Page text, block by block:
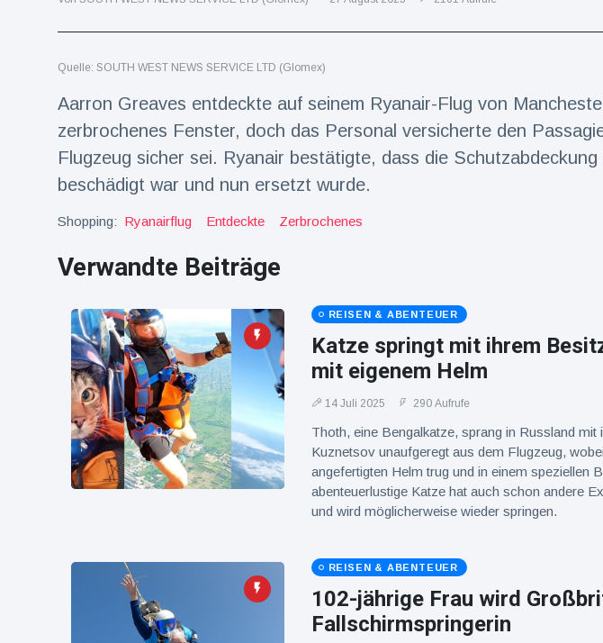
Reisen & Abenteuer (2252)
Neueste
Nachrichten
"Das alte
England":
frustriert
Aufrufe
Sorge um
glückliche
Wendung
Aufrufe
Vor WM-
Finale:
Rauch-
Warnung
und Hitze
in New
York
16 Juli
37
Aufrufe
Quelle: SOUTH WEST NEWS SERVICE LTD (Glomex)
Aarron Greaves entdeckte auf seinem Ryanair-Flug von
zerbrochenes Fenster, doch das Personal versicherte den
Flugzeug sicher sei. Ryanair bestätigte, dass die
beschädigt war und nun ersetzt wurde.
Shopping: Ryanairflug Entdeckte Zerbrochenes
Verwandte Beiträge
REISEN & ABENTEUER
Katze springt mit ihrem
mit eigenem Helm
14 Juli 2025 290 Aufrufe
Thoth, eine Bengalkatze, sprang in Russland
Kuznetsov unaufgeregt aus dem Flugzeug,
angefertigten Helm trug und in einem speziellen
abenteuerlustige Katze hat auch schon andere
und wird möglicherweise wieder springen.
REISEN & ABENTEUER
102-jährige Frau wird
Fallschirmspringerin